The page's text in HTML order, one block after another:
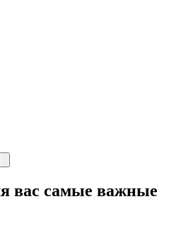
вас самые важные